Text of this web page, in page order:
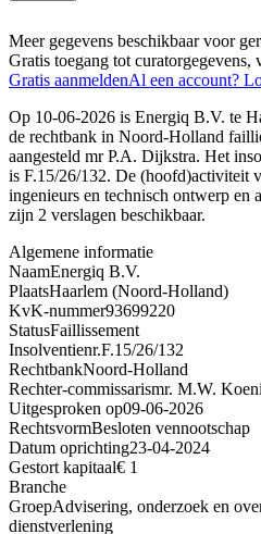
Meer gegevens beschikbaar voor
Gratis toegang tot curatorgegevens,
Gratis aanmeldenAl een account?
Op 10-06-2026 is Energiq B.V. te
de rechtbank in Noord-Holland
aangesteld mr P.A. Dijkstra. Het
is F.15/26/132. De (hoofd)activiteit
ingenieurs en technisch ontwerp en
zijn 2 verslagen beschikbaar.
Algemene informatie
NaamEnergiq B.V.
PlaatsHaarlem (Noord-Holland)
KvK-nummer93699220
StatusFaillissement
Insolventienr.F.15/26/132
RechtbankNoord-Holland
Rechter-commissarismr. M.W.
Uitgesproken op09-06-2026
RechtsvormBesloten vennootschap
Datum oprichting23-04-2024
Gestort kapitaal€ 1
Branche
GroepAdvisering, onderzoek en
dienstverlening